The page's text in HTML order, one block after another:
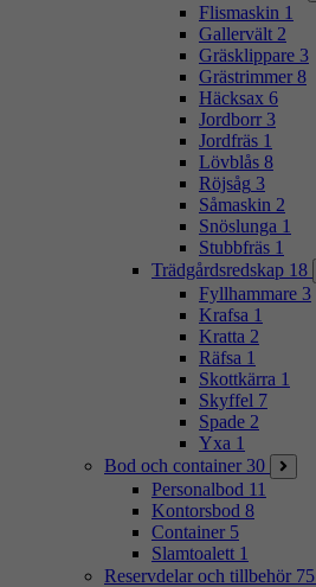
Flismaskin 1
Gallervält 2
Gräsklippare 3
Grästrimmer 8
Häcksax 6
Jordborr 3
Jordfräs 1
Lövblås 8
Röjsåg 3
Såmaskin 2
Snöslunga 1
Stubbfräs 1
Trädgårdsredskap 18
Fyllhammare 3
Krafsa 1
Kratta 2
Räfsa 1
Skottkärra 1
Skyffel 7
Spade 2
Yxa 1
Bod och container 30
Personalbod 11
Kontorsbod 8
Container 5
Slamtoalett 1
Reservdelar och tillbehör 75